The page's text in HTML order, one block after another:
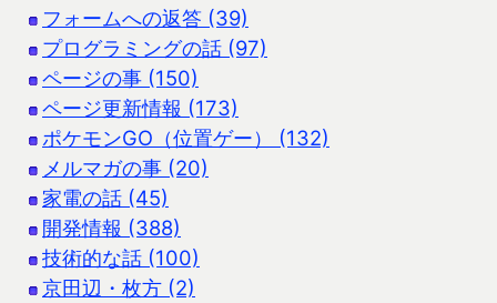
フォームへの返答 (39)
プログラミングの話 (97)
ページの事 (150)
ページ更新情報 (173)
ポケモンGO（位置ゲー） (132)
メルマガの事 (20)
家電の話 (45)
開発情報 (388)
技術的な話 (100)
京田辺・枚方 (2)